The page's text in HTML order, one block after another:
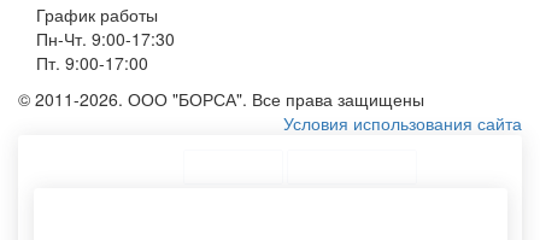
График работы
Пн-Чт. 9:00-17:30
Пт. 9:00-17:00
© 2011-2026. ООО "БОРСА". Все права защищены
Условия использования сайта